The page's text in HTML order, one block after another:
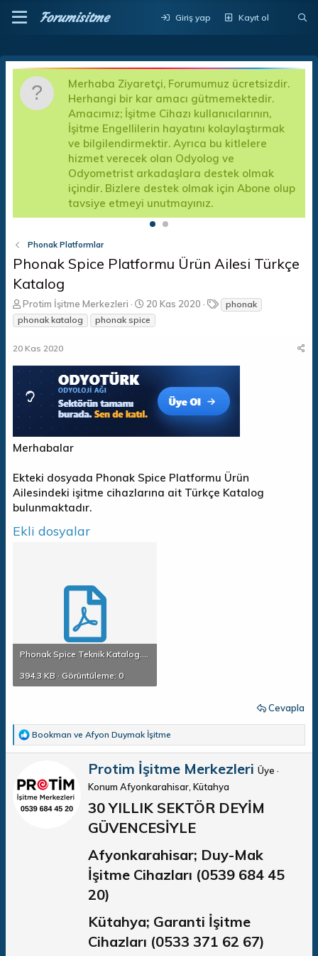
Forumisitme Giriş yap Kayıt ol
Merhaba Ziyaretçi, Forumumuz ücretsizdir.
Herhangi bir kar amacı gütmemektedir.
Amacımız; İşitme Cihazı kullanıcılarının,
İşitme Engellilerin hayatını kolaylaştırmak
ve bilgilendirmektir. Ayrıca bu kitlelere
hizmet verecek olan Odyolog ve
Odyometrist arkadaşlara destek olmak
içindir. Bizlere destek olmak için Abone olup
tavsiye etmeyi unutmayınız.
Phonak Platformlar
Phonak Spice Platformu Ürün Ailesi Türkçe
Katalog
K
o
n
u
y
b
a
n
Protim İşitme Merkezleri
B
a
ş
n
t
i
20 Kas 2020
E
t
e
phonak
phonak katalog
phonak spice
20 Kas 2020
Merhabalar
Ekteki dosyada Phonak Spice Platformu Ürün
Ailesindeki işitme cihazlarına ait Türkçe Katalog
bulunmaktadır.
Ekli dosyalar
394.3 KB · Görüntüleme: 0
Cevapla
T
e
p
i
l
e
r
Bookman ve Afyon Duymak İşitme
Y
a
z
a
r
Protim İşitme Merkezleri Üye ·
Konum Afyonkarahisar, Kütahya
30 YILLIK SEKTÖR DEYİM
GÜVENCESİYLE​
Afyonkarahisar; Duy-Mak
İşitme Cihazları (0539 684 45
20)
Kütahya; Garanti İşitme
Cihazları (0533 371 62 67)